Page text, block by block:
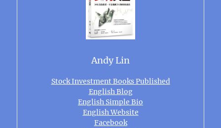
Andy Lin
Stock Investment Books Published
English Blog
English Simple Bio
English Website
Facebook